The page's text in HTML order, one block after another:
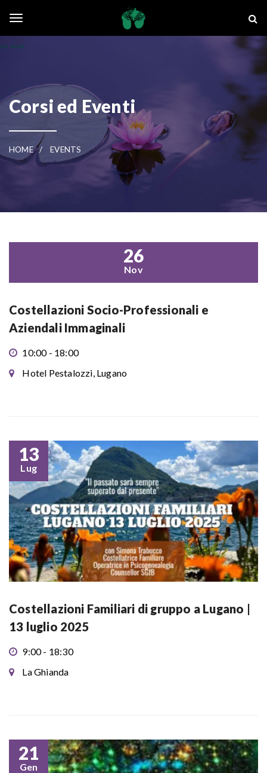
Corsi ed Eventi
HOME EVENTS
26
Nov
Costellazioni Socio-Professionali e
Aziendali Immaginali
10:00 - 18:00
Hotel Pestalozzi, Lugano
13
Lug
Costellazioni Familiari di gruppo a Lugano |
13 luglio 2025
9:00 - 18:30
La Ghianda
21
Gen